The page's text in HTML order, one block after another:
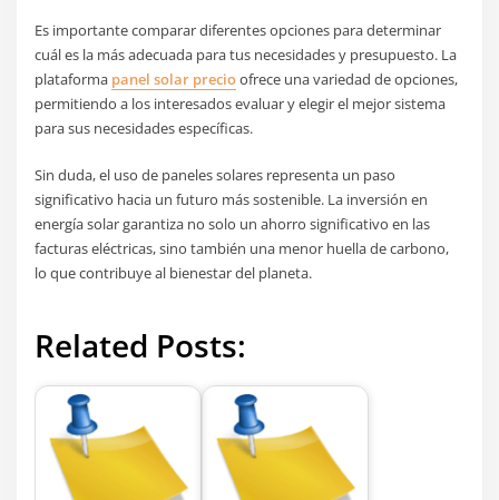
Es importante comparar diferentes opciones para determinar
cuál es la más adecuada para tus necesidades y presupuesto. La
plataforma panel solar precioofrece una variedad de opciones,
permitiendo a los interesados evaluar y elegir el mejor sistema
para sus necesidades específicas.
Sin duda, el uso de paneles solares representa un paso
significativo hacia un futuro más sostenible. La inversión en
energía solar garantiza no solo un ahorro significativo en las
facturas eléctricas, sino también una menor huella de carbono,
lo que contribuye al bienestar del planeta.
Related Posts: